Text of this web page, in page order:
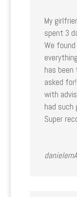
My
spent 3
We
has been
asked
with
had such
Super